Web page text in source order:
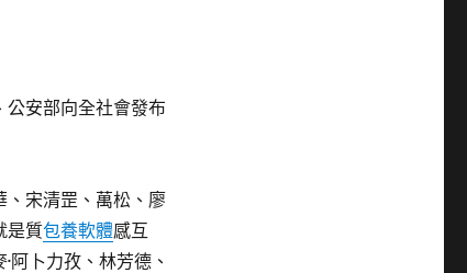
公安部向全社會發布
、宋清罡、萬松、廖
是質包養軟體感互
阿卜力孜、林芳德、